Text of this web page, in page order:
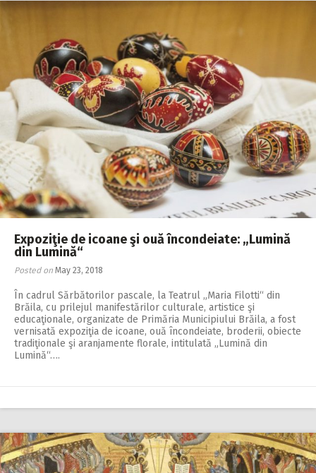
Expoziţie de icoane şi ouă încondeiate: „Lumină
din Lumină“
Posted on May 23, 2018
În cadrul Sărbătorilor pas­cale, la Teatrul „Maria Filotti“ din
Brăila, cu prilejul manifestărilor culturale, artistice şi
educaţionale, organizate de Primăria Municipiului Brăila, a fost
vernisată expoziţia de icoane, ouă încondeiate, broderii, obiecte
tradiţionale şi aranjamente florale, intitulată „Lumină din
Lumină“….